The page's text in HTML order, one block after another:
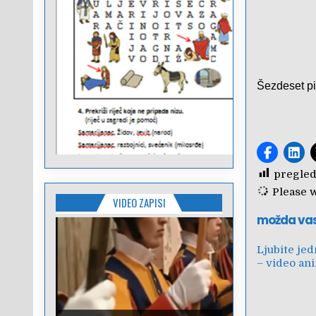
Šezdeset
Please
možda
Ljubite
– video
VIDEO ZAPISI